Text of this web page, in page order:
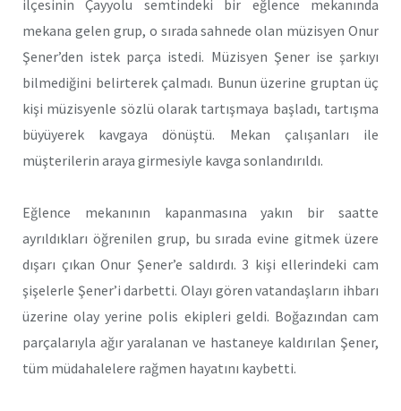
ilçesinin Çayyolu semtindeki bir eğlence mekanında
mekana gelen grup, o sırada sahnede olan müzisyen Onur
Şener’den istek parça istedi. Müzisyen Şener ise şarkıyı
bilmediğini belirterek çalmadı. Bunun üzerine gruptan üç
kişi müzisyenle sözlü olarak tartışmaya başladı, tartışma
büyüyerek kavgaya dönüştü. Mekan çalışanları ile
müşterilerin araya girmesiyle kavga sonlandırıldı.
Eğlence mekanının kapanmasına yakın bir saatte
ayrıldıkları öğrenilen grup, bu sırada evine gitmek üzere
dışarı çıkan Onur Şener’e saldırdı. 3 kişi ellerindeki cam
şişelerle Şener’i darbetti. Olayı gören vatandaşların ihbarı
üzerine olay yerine polis ekipleri geldi. Boğazından cam
parçalarıyla ağır yaralanan ve hastaneye kaldırılan Şener,
tüm müdahalelere rağmen hayatını kaybetti.